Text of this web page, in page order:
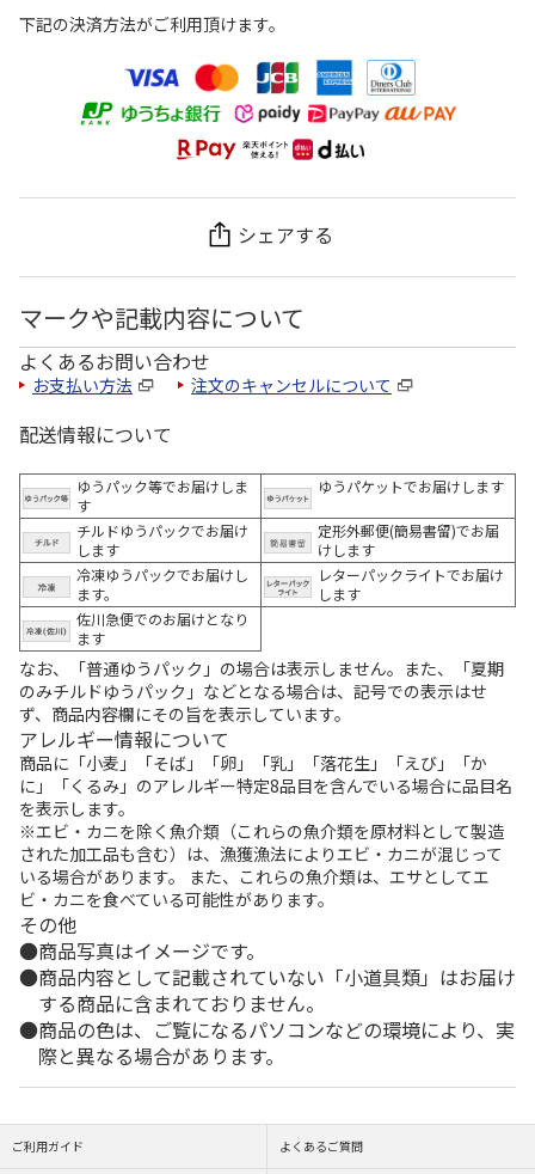
下記の決済方法がご利用頂けます。
シェアする
マークや記載内容について
よくあるお問い合わせ
お支払い方法 注文のキャンセルについて
配送情報について
ゆうパック等でお届けしま
す
ゆうパケットでお届けします
チルドゆうパックでお届け
します
定形外郵便(簡易書留)でお届
けします
冷凍ゆうパックでお届けし
ます。
レターパックライトでお届け
します
佐川急便でのお届けとなり
ます
なお、「普通ゆうパック」の場合は表示しません。また、「夏期
のみチルドゆうパック」などとなる場合は、記号での表示はせ
ず、商品内容欄にその旨を表示しています。
アレルギー情報について
商品に「小麦」「そば」「卵」「乳」「落花生」「えび」「か
に」「くるみ」のアレルギー特定8品目を含んでいる場合に品目名
を表示します。
※エビ・カニを除く魚介類（これらの魚介類を原材料として製造
された加工品も含む）は、漁獲漁法によりエビ・カニが混じって
いる場合があります。 また、これらの魚介類は、エサとしてエ
ビ・カニを食べている可能性があります。
その他
商品写真はイメージです。
商品内容として記載されていない「小道具類」はお届け
する商品に含まれておりません。
商品の色は、ご覧になるパソコンなどの環境により、実
際と異なる場合があります。
ご利用ガイド よくあるご質問